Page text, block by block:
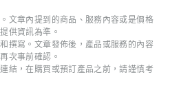
文章內提到的商品、服務內容或是價格
供資訊為準。
撰寫。文章發佈後，產品或服務的內容
次事前確認。
結，在購買或預訂產品之前，請謹慎考